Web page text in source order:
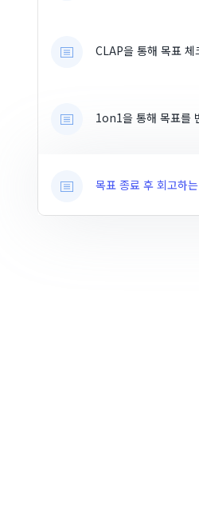
CLAP을 통해 목표 체
1on1을 통해 목표를
목표 종료 후 회고하